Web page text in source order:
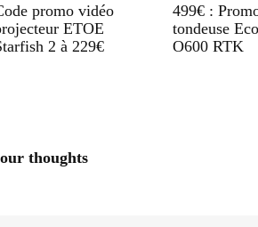
promo vidéo
ETOE
2 à 229€
499€ :
tondeuse
O600 RTK
thoughts